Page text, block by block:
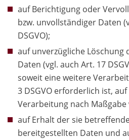
auf Berichtigung oder
bzw. unvollständiger Daten
DSGVO);
auf unverzügliche Löschung
Daten (vgl. auch Art. 17
soweit eine weitere
3 DSGVO erforderlich ist,
Verarbeitung nach Maßgabe
auf Erhalt der sie
bereitgestellten Daten und